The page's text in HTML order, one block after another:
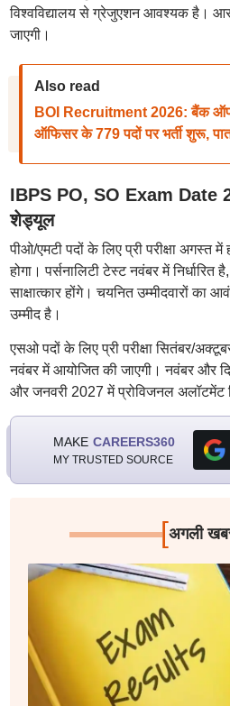
विश्वविद्यालय से ग्रेजुएशन आवश्यक है।
जाएगी।
Also read
BOI Recruitment 2026: बैंक ऑफ
ऑफिसर के 779 पदों पर भर्ती शुरू,
IBPS PO, SO Exam Date
शेड्यूल
पीओ/एमटी पदों के लिए प्री परीक्षा अगस्त
होगा। पर्सनालिटी टेस्ट नवंबर में
साक्षात्कार होंगे। चयनित उम्मीदवारों का
उम्मीद है।
एसओ पदों के लिए प्री परीक्षा सितंबर/
नवंबर में आयोजित की जाएगी। नवंबर और
और जनवरी 2027 में प्रोविजनल अलॉटमेंट
MAKE CAREERS360
MY TRUSTED SOURCE
[अगली